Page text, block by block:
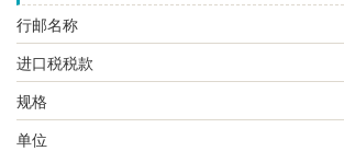
行邮名称
进口税税款
规格
单位